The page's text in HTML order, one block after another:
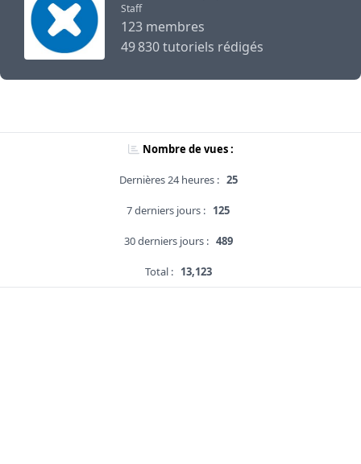
Staff
123 membres
49 830 tutoriels rédigés
Nombre de vues :
Dernières 24 heures : 25
7 derniers jours : 125
30 derniers jours : 489
Total : 13,123